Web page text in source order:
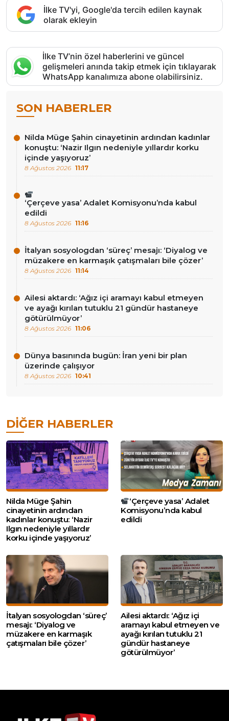
İlke TV'yi, Google'da tercih edilen kaynak
olarak ekleyin
İlke TV’nin özel haberlerini ve güncel
gelişmeleri anında takip etmek için tıklayarak
WhatsApp kanalımıza abone olabilirsiniz.
SON HABERLER
Nilda Müge Şahin cinayetinin ardından kadınlar
konuştu: ‘Nazir Ilgın nedeniyle yıllardır korku
içinde yaşıyoruz’
8 Ağustos 2026 11:17
‘Çerçeve yasa’ Adalet Komisyonu’nda kabul
edildi
8 Ağustos 2026 11:16
İtalyan sosyologdan ‘süreç’ mesajı: ‘Diyalog ve
müzakere en karmaşık çatışmaları bile çözer’
8 Ağustos 2026 11:14
Ailesi aktardı: ‘Ağız içi aramayı kabul etmeyen
ve ayağı kırılan tutuklu 21 gündür hastaneye
götürülmüyor’
8 Ağustos 2026 11:06
Dünya basınında bugün: İran yeni bir plan
üzerinde çalışıyor
8 Ağustos 2026 10:41
DIĞER HABERLER
Nilda Müge Şahin
cinayetinin ardından
kadınlar konuştu: ‘Nazir
Ilgın nedeniyle yıllardır
korku içinde yaşıyoruz’
‘Çerçeve yasa’ Adalet
Komisyonu’nda kabul
edildi
İtalyan sosyologdan ‘süreç’
mesajı: ‘Diyalog ve
müzakere en karmaşık
çatışmaları bile çözer’
Ailesi aktardı: ‘Ağız içi
aramayı kabul etmeyen ve
ayağı kırılan tutuklu 21
gündür hastaneye
götürülmüyor’